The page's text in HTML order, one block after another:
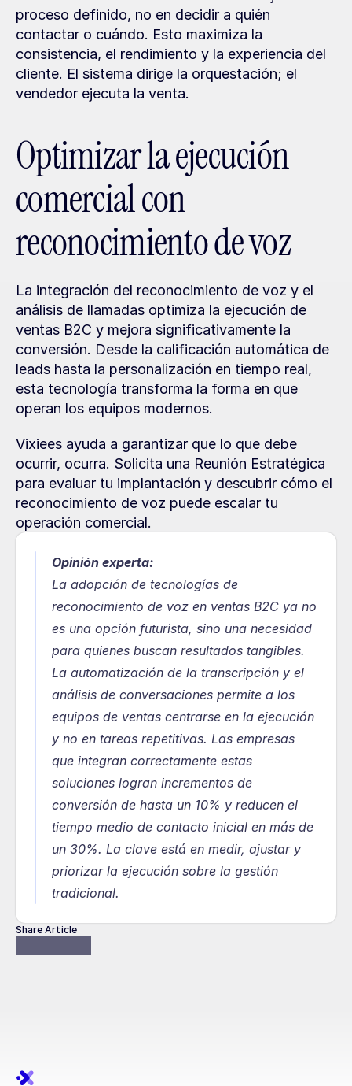
proceso definido, no en decidir a quién
contactar o cuándo. Esto maximiza la
consistencia, el rendimiento y la experiencia del
cliente. El sistema dirige la orquestación; el
vendedor ejecuta la venta.
Optimizar la ejecución
comercial con
reconocimiento de voz
La integración del reconocimiento de voz y el
análisis de llamadas optimiza la ejecución de
ventas B2C y mejora significativamente la
conversión. Desde la calificación automática de
leads hasta la personalización en tiempo real,
esta tecnología transforma la forma en que
operan los equipos modernos.
Vixiees ayuda a garantizar que lo que debe
ocurrir, ocurra. Solicita una Reunión Estratégica
para evaluar tu implantación y descubrir cómo el
reconocimiento de voz puede escalar tu
operación comercial.
Opinión experta:
La adopción de tecnologías de
reconocimiento de voz en ventas B2C ya no
es una opción futurista, sino una necesidad
para quienes buscan resultados tangibles.
La automatización de la transcripción y el
análisis de conversaciones permite a los
equipos de ventas centrarse en la ejecución
y no en tareas repetitivas. Las empresas
que integran correctamente estas
soluciones logran incrementos de
conversión de hasta un 10% y reducen el
tiempo medio de contacto inicial en más de
un 30%. La clave está en medir, ajustar y
priorizar la ejecución sobre la gestión
tradicional.
Share Article